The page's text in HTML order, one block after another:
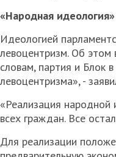
«Народная
Идеологией
левоцентризм. Об этом
словам, партия и Блок
левоцентризма», -
«Реализация народной
всех граждан. Все
Для реализации